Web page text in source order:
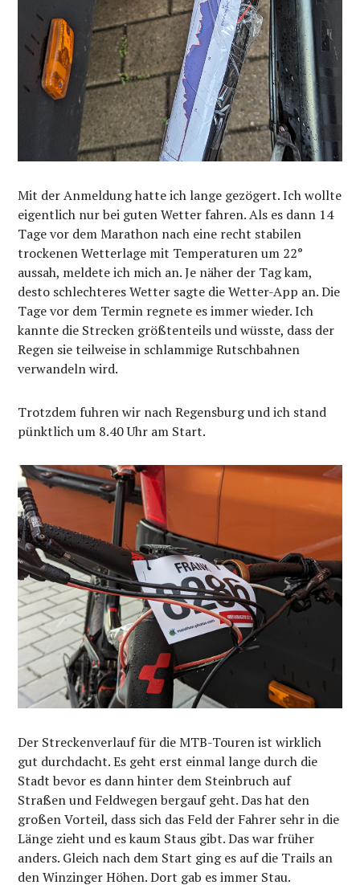
Mit der Anmeldung hatte ich lange gezögert. Ich wollte
eigentlich nur bei guten Wetter fahren. Als es dann 14
Tage vor dem Marathon nach eine recht stabilen
trockenen Wetterlage mit Temperaturen um 22°
aussah, meldete ich mich an. Je näher der Tag kam,
desto schlechteres Wetter sagte die Wetter-App an. Die
Tage vor dem Termin regnete es immer wieder. Ich
kannte die Strecken größtenteils und wüsste, dass der
Regen sie teilweise in schlammige Rutschbahnen
verwandeln wird.
Trotzdem fuhren wir nach Regensburg und ich stand
pünktlich um 8.40 Uhr am Start.
Der Streckenverlauf für die MTB-Touren ist wirklich
gut durchdacht. Es geht erst einmal lange durch die
Stadt bevor es dann hinter dem Steinbruch auf
Straßen und Feldwegen bergauf geht. Das hat den
großen Vorteil, dass sich das Feld der Fahrer sehr in die
Länge zieht und es kaum Staus gibt. Das war früher
anders. Gleich nach dem Start ging es auf die Trails an
den Winzinger Höhen. Dort gab es immer Stau.